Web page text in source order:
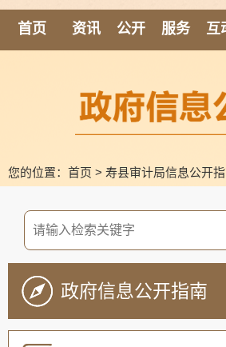
首页 资讯 公开 服务 互
您的位置： 首页 > 寿县审计局信息公开
政府信息公开指南